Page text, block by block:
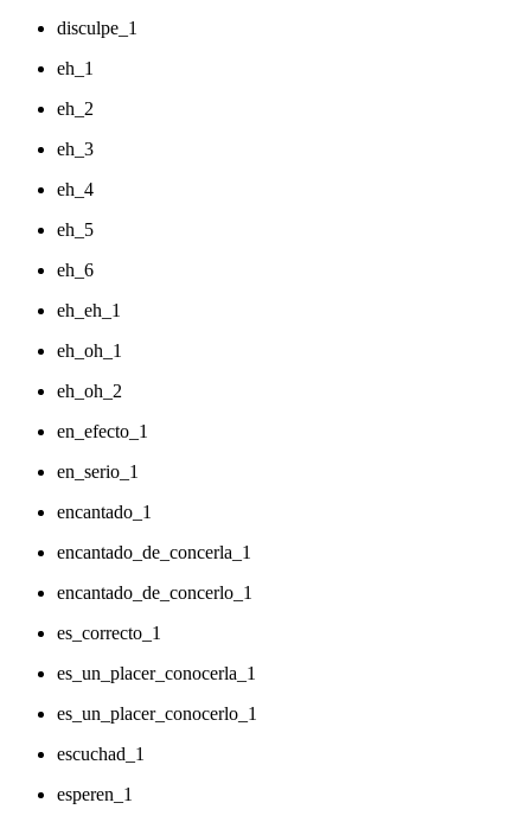
disculpe_1
eh_1
eh_2
eh_3
eh_4
eh_5
eh_6
eh_eh_1
eh_oh_1
eh_oh_2
en_efecto_1
en_serio_1
encantado_1
encantado_de_concerla_1
encantado_de_concerlo_1
es_correcto_1
es_un_placer_conocerla_1
es_un_placer_conocerlo_1
escuchad_1
esperen_1